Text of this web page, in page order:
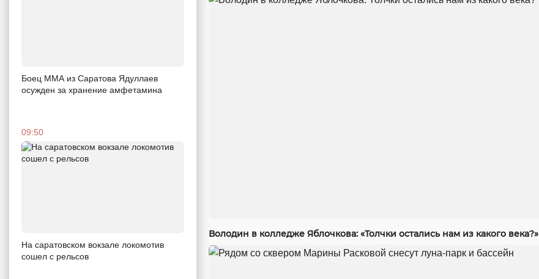
Боец ММА из Саратова Ядуллаев
осужден за хранение амфетамина
09:50
На саратовском вокзале локомотив
сошел с рельсов
Володин в колледже Яблочкова: «Толчки остались нам из какого века?»